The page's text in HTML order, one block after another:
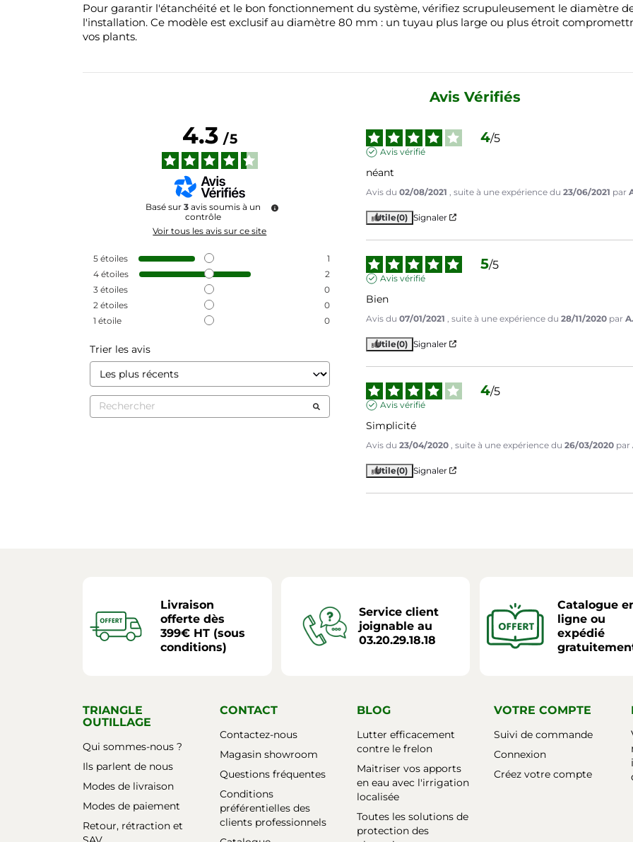
Pour garantir l'étanchéité et le bon fonctionnement du système, vérifiez scrupuleusement le diamètre
l'installation. Ce modèle est exclusif au diamètre 80 mm : un tuyau plus large ou plus étroit
vos plants.
Avis Vérifiés
4.3/5
Basé sur3 avis soumis à un
contrôle
Voir tous les avis sur ce site
5 étoiles
1
4 étoiles
2
3 étoiles
0
2 étoiles
0
1 étoile 0
Trier les avis
4/5
Avis vérifié
néant
Avis du 02/08/2021 , suite à une expérience du 23/06/2021 par
Utile(0) Signaler
5/5
Avis vérifié
Bien
Avis du 07/01/2021 , suite à une expérience du 28/11/2020 par
Utile(0) Signaler
4/5
Avis vérifié
Simplicité
Avis du 23/04/2020 , suite à une expérience du 26/03/2020 par
Utile(0) Signaler
Livraison
offerte dès
399€ HT (sous
conditions)
Service client
joignable au
03.20.29.18.18
Catalogue
ligne ou
expédié
TRIANGLE
OUTILLAGE
Qui sommes-nous ?
Ils parlent de nous
Modes de livraison
Modes de paiement
Retour, rétraction et
CONTACT
Contactez-nous
Magasin showroom
Questions fréquentes
Conditions
préférentielles des
clients professionnels
BLOG
Lutter efficacement
contre le frelon
Maitriser vos apports
en eau avec l'irrigation
localisée
Toutes les solutions de
protection des
VOTRE COMPTE
Suivi de commande
Connexion
Créez votre compte